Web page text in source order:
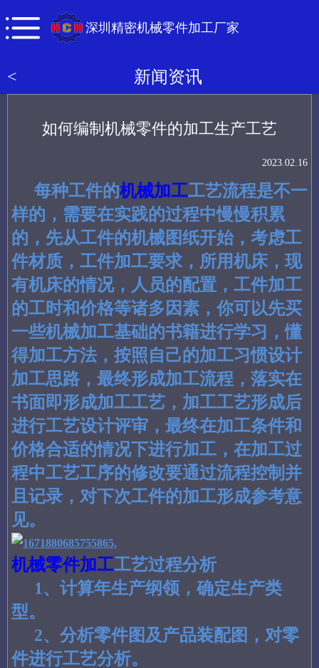
深圳精密机械零件加工厂家
< 新闻资讯
如何编制机械零件的加工生产工艺
2023.02.16
每种工件的机械加工工艺流程是不一
样的，需要在实践的过程中慢慢积累
的，先从工件的机械图纸开始，考虑工
件材质，工件加工要求，所用机床，现
有机床的情况，人员的配置，工件加工
的工时和价格等诸多因素，你可以先买
一些机械加工基础的书籍进行学习，懂
得加工方法，按照自己的加工习惯设计
加工思路，最终形成加工流程，落实在
书面即形成加工工艺，加工工艺形成后
进行工艺设计评审，最终在加工条件和
价格合适的情况下进行加工，在加工过
程中工艺工序的修改要通过流程控制并
且记录，对下次工件的加工形成参考意
见。
机械零件加工工艺过程分析
1、计算年生产纲领，确定生产类
型。
2、分析零件图及产品装配图，对零
件进行工艺分析。